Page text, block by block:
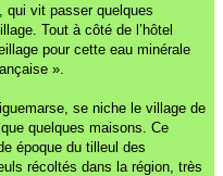
qui vit passer quelques
Tout à côté de l’hôtel
pour cette eau minérale
».
se niche le village de
quelques maisons. Ce
époque du tilleul des
récoltés dans la région, très